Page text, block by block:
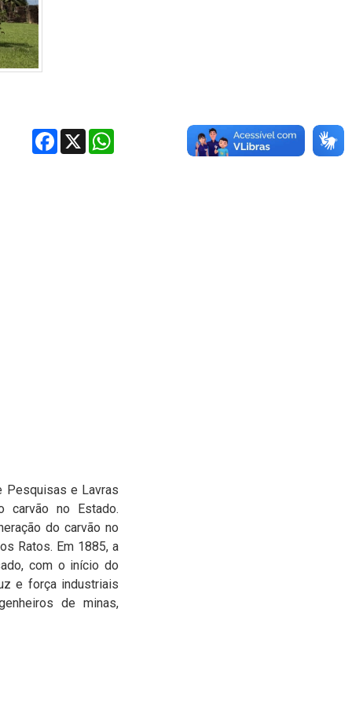
Facebook
X
Pesquisas e Lavras
carvão no Estado.
do carvão no
Ratos. Em 1885, a
com o início do
e força industriais
de minas,